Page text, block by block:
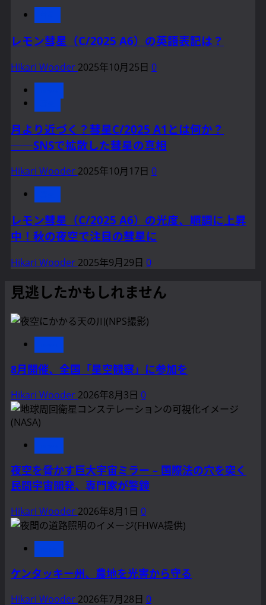
レモン彗星（C/2025 A6）の英語表記は？
Hikari Wooder 2025年10月25日 0
月より近づく？彗星C/2025 A1とは何か？
──SNSで拡散した彗星の真相
Hikari Wooder 2025年10月17日 0
レモン彗星（C/2025 A6）の光度、順調に上昇
中！秋の夜空で注目の彗星に
Hikari Wooder 2025年9月29日 0
見逃したかもしれません
8月開催、全国「星空観察」に参加を
Hikari Wooder 2026年8月3日 0
夜空を脅かす巨大宇宙ミラー – 国際法の穴を突く
民間宇宙開発、専門家が警鐘
Hikari Wooder 2026年8月1日 0
ケンタッキー州、農地を光害から守る
Hikari Wooder 2026年7月28日 0